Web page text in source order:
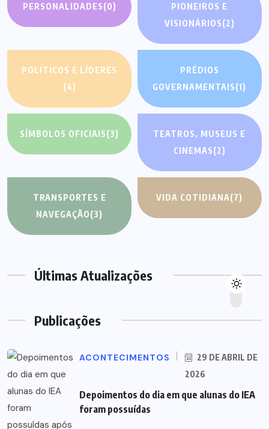
PERSONALIDADES(0)
PIONEIROS E
VISIONÁRIOS(2)
POLÍTICOS E LÍDERES
(4)
PRÉDIOS
GOVERNAMENTAIS(1)
SÍMBOLOS OFICIAIS(3)
TEATROS, MUSEUS E
CINEMAS(2)
TRANSPORTES E
NAVEGAÇÃO(3)
VIDA COTIDIANA(7)
Últimas Atualizações
Publicações
ACONTECIMENTOS
29 DE ABRIL DE
2026
Depoimentos do dia em que alunas do IEA
foram possuídas